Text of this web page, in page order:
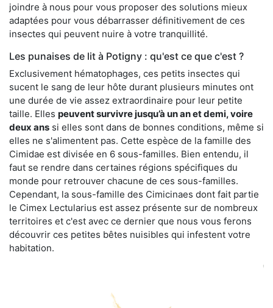
joindre à nous pour vous proposer des solutions mieux
adaptées pour vous débarrasser définitivement de ces
insectes qui peuvent nuire à votre tranquillité.
Les punaises de lit à Potigny : qu'est ce que c'est ?
Exclusivement hématophages, ces petits insectes qui
sucent le sang de leur hôte durant plusieurs minutes ont
une durée de vie assez extraordinaire pour leur petite
taille. Elles peuvent survivre jusqu’à un an et demi, voire
deux ans si elles sont dans de bonnes conditions, même si
elles ne s'alimentent pas. Cette espèce de la famille des
Cimidae est divisée en 6 sous-familles. Bien entendu, il
faut se rendre dans certaines régions spécifiques du
monde pour retrouver chacune de ces sous-familles.
Cependant, la sous-famille des Cimicinaes dont fait partie
le Cimex Lectularius est assez présente sur de nombreux
territoires et c'est avec ce dernier que nous vous ferons
découvrir ces petites bêtes nuisibles qui infestent votre
habitation.